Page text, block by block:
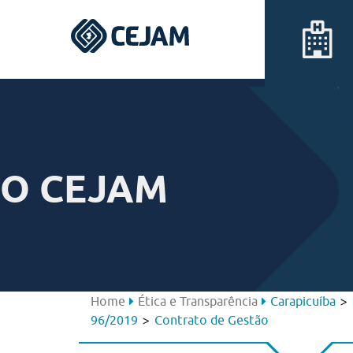
O CEJAM
Home Ética e Transparência Carapicuíba>
96/2019 > Contrato de Gestão